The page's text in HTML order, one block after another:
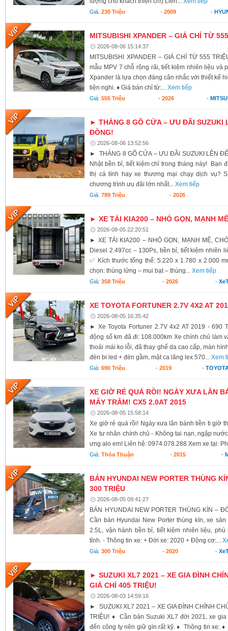
Giá:230 Triệu - 2009 -
MITSUBISHI XPANDER – GIÁ CHỈ TỪ
2026-08-06 15:14:37
MITSUBISHI XPANDER – GIÁ CHỈ TỪ 555
mẫu MPV 7 chỗ rộng rãi, tiết kiệm nhiên liệu và
Xpander là lựa chọn đáng cân nhắc với thiết kế
tiện nghi. ♦ Giá bán chỉ từ:...Xem tiếp
Giá:555 Triệu - 2026 -
► THÁNG 8 GÕ CỬA – ƯU ĐÃI SUZUKI
ĐỒNG!
2026-08-06 13:52:56
► THÁNG 8 GÕ CỬA – ƯU ĐÃI SUZUKI LÊN
Nhật bền bỉ, tiết kiệm chỉ trong tháng này! Bạn
thị cá tính hay xe thương mại chạy dịch vụ?
chương trình ưu đãi lớn nhất...Xem tiếp
Giá:789 Triệu - 2026
► XE TẢI KIA200 – NHỎ GỌN, MẠNH
2026-08-05 22:20:51
► XE TẢI KIA200 – NHỎ GỌN, MẠNH MẼ,
Diesel 2.497cc – 130Ps, bền bỉ, tiết kiệm nhiên
✅ Kích thước tổng thể: 5.220 x 1.780 x 2.000
chọn: thùng lửng – mui bạt – thùng...Xem tiếp
Giá:358 Triệu -2026 -
XE TOYOTA FORTUNER 2.7V 4X2 AT
2026-08-05 16:35:42
► Xe Toyota Fortuner 2.7V 4x2 AT 2019 - 690
động số km đã đi: 108.000km Xe chính chủ làm
thoải mái ko lỗi, đã thay ghế da cao cấp, màn
đèn bi led + đèn gầm, mặt ca lăng lex 570...Xem
Giá:690 Triệu -2019 -
XE GIỜ RẺ QUÁ RỒI! NGÀY XƯA LĂN
MẤY TRĂM! CX5 2.0AT 2015
2026-08-05 15:58:14
Xe giờ rẻ quá rồi! Ngày xưa lăn bánh tiền ti giờ
Xe tư nhân chính chủ - Không tai nạn, ngập
ưng alo em! Liên hệ: 0974.078.288 Xem xe tại:
Giá:Thỏa Thuận - 2015 -
BÁN HYUNDAI NEW PORTER THÙNG
300 TRIỆU
2026-08-05 09:41:27
BÁN HYUNDAI NEW PORTER THÙNG KÍN –
Cần bán Hyundai New Porter thùng kín, xe
2.5L, vận hành bền bỉ, tiết kiệm nhiên liệu,
tỉnh. - Thông tin xe: + Đời xe: 2020 + Động cơ:...
Giá:300 Triệu -2020 -
► SUZUKI XL7 2021 – XE GIA ĐÌNH
GIÁ CHỈ 405 TRIỆU!
2026-08-03 14:59:16
► SUZUKI XL7 2021 – XE GIA ĐÌNH CHÍNH
TRIỆU! ♦ Cần bán Suzuki XL7 đời 2021, xe
đến công ty nên giữ gìn rất kỹ. ♦ Thông tin xe: